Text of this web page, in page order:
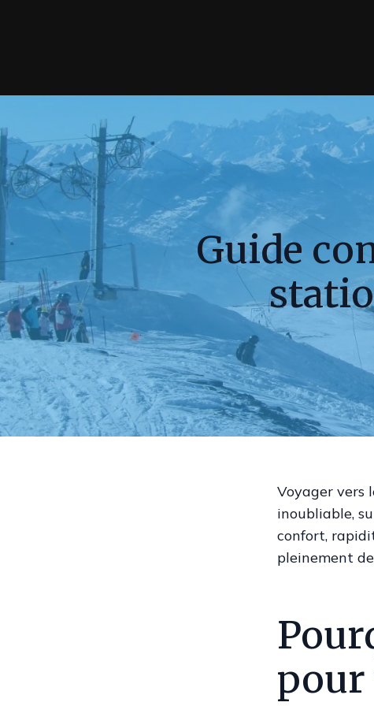
Guide
Voyager vers
inoubliable,
confort,
pleinement
pour